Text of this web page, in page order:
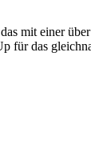
mit einer
das